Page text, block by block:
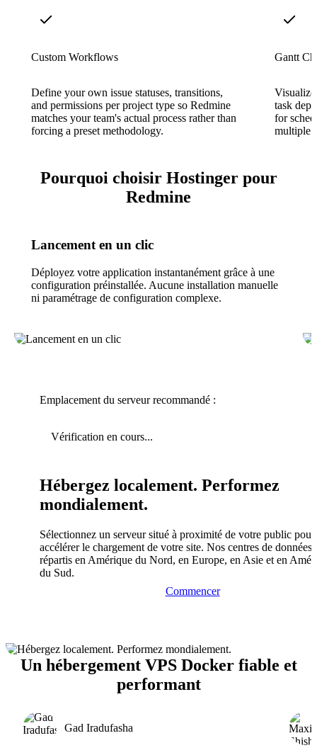
Custom Workflows
Define your own issue statuses, transitions,
and permissions per project type so Redmine
matches your team's actual process rather than
forcing a preset methodology.
Gantt
task
for
multiple
Pourquoi choisir Hostinger pour
Redmine
Lancement en un clic
Déployez votre application instantanément grâce à une
configuration préinstallée. Aucune installation manuelle
ni paramétrage de configuration complexe.
Emplacement du serveur recommandé :
Vérification en cours...
Hébergez localement. Performez
mondialement.
Sélectionnez un serveur situé à proximité de votre public pour
accélérer le chargement de votre site. Nos centres de données
répartis en Amérique du Nord, en Europe, en Asie et en
du Sud.
Commencer
Un hébergement VPS Docker fiable et
performant
Gad Iradufasha